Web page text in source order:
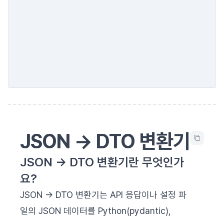
JSON → DTO 변환기
JSON → DTO 변환기란 무엇인가
요?
JSON → DTO 변환기는 API 응답이나 설정 파
일의 JSON 데이터를 Python(pydantic),